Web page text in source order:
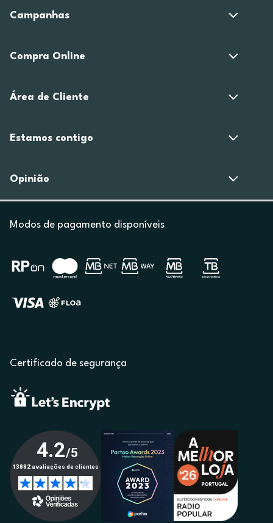
Campanhas
Compra Online
Área de Cliente
Estamos contigo
Opinião
Modos de pagamento disponíveis
Certificado de segurança